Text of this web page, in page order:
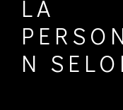
LA
N